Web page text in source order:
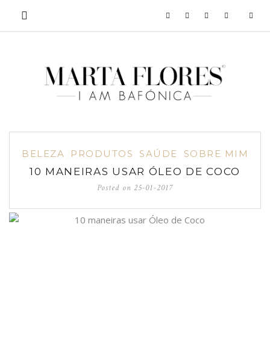
BELEZA PRODUTOS SAÚDE SOBRE MIM
10 MANEIRAS USAR ÓLEO DE COCO
Posted on 25-01-2017